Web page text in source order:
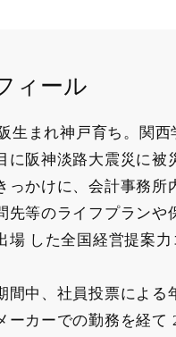
ィール
生まれ神戸育ち。関
に阪神淡路大震災に被
っかけに、会計事務所
先等のライフプランや
場 した全国経営提案
間中、社員投票による
ーカーでの勤務を経